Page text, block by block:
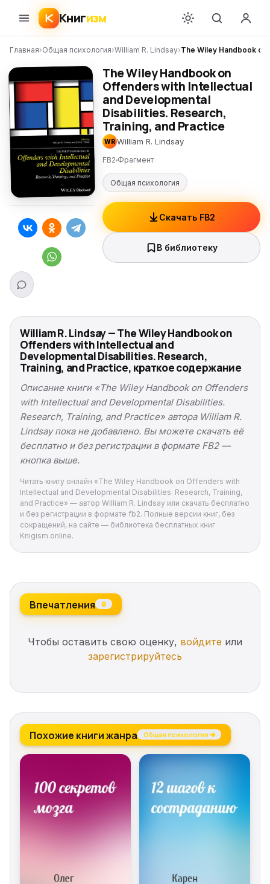
Книгизм
Главная›Общая психология›William R. Lindsay›The Wiley Handbook
The Wiley Handbook on
Offenders with Intellectual
and Developmental
Disabilities. Research,
Training, and Practice
WR William R. Lindsay
FB2 Фрагмент
Общая психология
Скачать FB2
В библиотеку
William R. Lindsay — The Wiley Handbook on
Offenders with Intellectual and
Developmental Disabilities. Research,
Training, and Practice, краткое содержание
Описание книги «The Wiley Handbook on Offenders
with Intellectual and Developmental Disabilities.
Research, Training, and Practice» автора William R.
Lindsay пока не добавлено. Вы можете скачать её
бесплатно и без регистрации в формате FB2 —
кнопка выше.
Читать книгу онлайн «The Wiley Handbook on Offenders with
Intellectual and Developmental Disabilities. Research, Training,
and Practice» — автор William R. Lindsay или скачать бесплатно
и без регистрации в формате fb2. Полные версии книг, без
сокращений, на сайте — библиотека бесплатных книг
Knigism.online.
Впечатления 0
Чтобы оставить свою оценку, войдите или
зарегистрируйтесь
Похожие книги жанра Общая психология →